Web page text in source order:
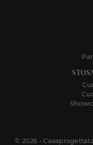
© 2026 -